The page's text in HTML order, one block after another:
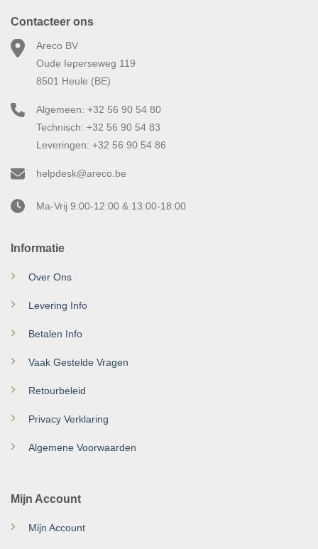
Informatie
Over Ons
Levering Info
Betalen Info
Vaak Gestelde Vragen
Retourbeleid
Privacy Verklaring
Algemene Voorwaarden
Mijn Account
Mijn Account
Contacteer ons
Areco BV
Oude Ieperseweg 119
8501 Heule (BE)
Algemeen: +32 56 90 54 80
Technisch: +32 56 90 54 83
Leveringen: +32 56 90 54 86
helpdesk@areco.be
Ma-Vrij 9:00-12:00 & 13:00-18:00